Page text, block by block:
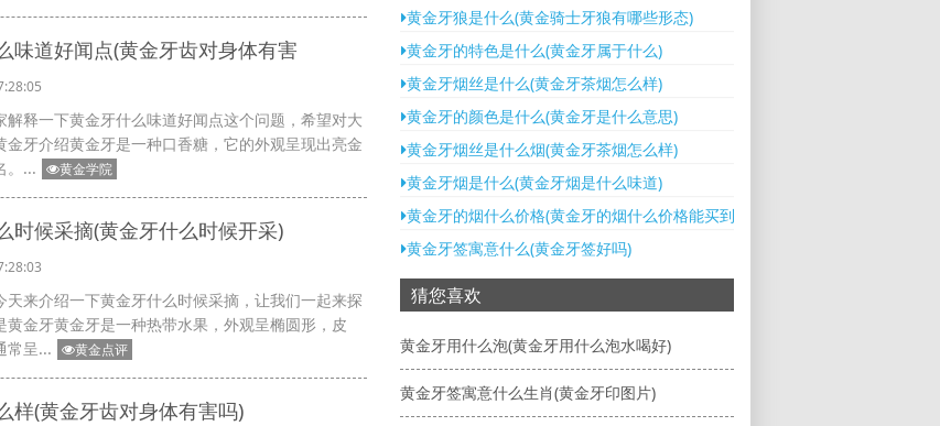
味道好闻点(黄金牙齿对身体有害
解释一下黄金牙什么味道好闻点这个问题，希望对大
金牙介绍黄金牙是一种口香糖，它的外观呈现出亮金
。...
黄金学院
时候采摘(黄金牙什么时候开采)
天来介绍一下黄金牙什么时候采摘，让我们一起来探
黄金牙黄金牙是一种热带水果，外观呈椭圆形，皮
常呈...
黄金点评
样(黄金牙齿对身体有害吗)
黄金牙狼是什么(黄金骑士牙狼有哪些形态)
黄金牙的特色是什么(黄金牙属于什么)
黄金牙烟丝是什么(黄金牙茶烟怎么样)
黄金牙的颜色是什么(黄金牙是什么意思)
黄金牙烟丝是什么烟(黄金牙茶烟怎么样)
黄金牙烟是什么(黄金牙烟是什么味道)
黄金牙的烟什么价格(黄金牙的烟什么价格能买到)
黄金牙签寓意什么(黄金牙签好吗)
猜您喜欢
黄金牙用什么泡(黄金牙用什么泡水喝好)
黄金牙签寓意什么生肖(黄金牙印图片)